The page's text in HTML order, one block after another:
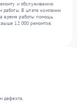
и обслуживанию
работы. В штате компании
время работы помощь
12 000 ремонтов.
включая , , . Мы беремся
качества благодаря
дефекта.